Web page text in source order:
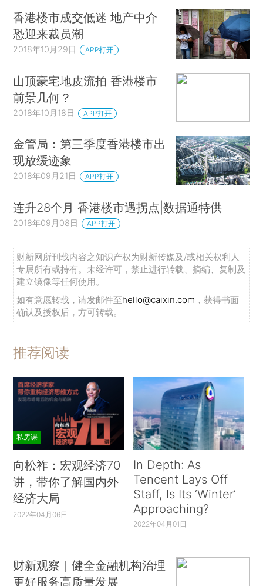
香港楼市成交低迷 地产中介
恐迎来裁员潮
2018年10月29日 APP打开
山顶豪宅地皮流拍 香港楼市
前景几何？
2018年10月18日 APP打开
金管局：第三季度香港楼市出
现放缓迹象
2018年09月21日 APP打开
连升28个月 香港楼市遇拐点|数据通特供
2018年09月08日 APP打开
财新网所刊载内容之知识产权为财新传媒及/或相关权利人
专属所有或持有。未经许可，禁止进行转载、摘编、复制及
建立镜像等任何使用。
如有意愿转载，请发邮件至hello@caixin.com ，获得书面
确认及授权后，方可转载。
推荐阅读
私房课
向松祚：宏观经济70
讲，带你了解国内外
经济大局
2022年04月06日
In Depth: As
Tencent Lays Off
Staff, Is Its ‘Winter’
Approaching?
2022年04月01日
财新观察｜健全金融机构治理
更好服务高质量发展